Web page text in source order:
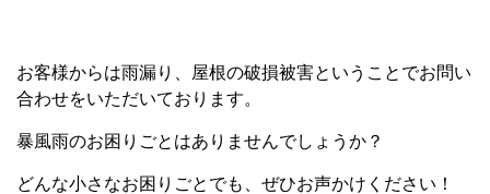
お客様からは雨漏り、屋根の破損被害ということでお問い
合わせをいただいております。
暴風雨のお困りごとはありませんでしょうか？
どんな小さなお困りごとでも、ぜひお声かけください！